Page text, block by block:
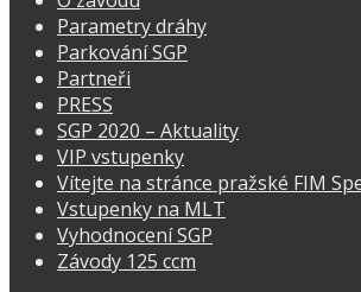
Parametry dráhy
Parkování SGP
Partneři
PRESS
SGP 2020 – Aktuality
VIP vstupenky
Vítejte na stránce pražské FIM
Vstupenky na MLT
Vyhodnocení SGP
Závody 125 ccm